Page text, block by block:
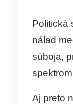
Politická
nálad
súboja,
Aj preto